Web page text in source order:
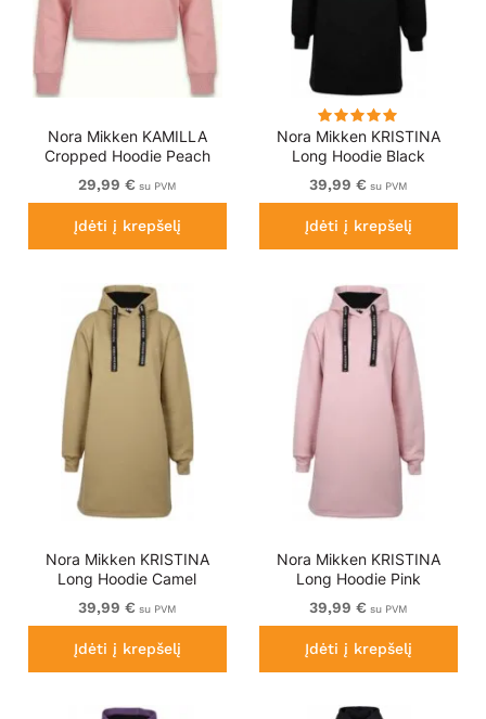
Nora Mikken KAMILLA
Cropped Hoodie Peach
Whip
29,99 € su PVM
Įdėti į krepšelį
Nora Mikken KRISTINA
Long Hoodie Black
39,99 € su PVM
Įdėti į krepšelį
Nora Mikken KRISTINA
Long Hoodie Camel
39,99 € su PVM
Įdėti į krepšelį
Nora Mikken KRISTINA
Long Hoodie Pink
39,99 € su PVM
Įdėti į krepšelį